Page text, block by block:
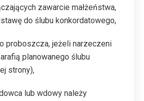
zawarcie małżeństwa,
do ślubu konkordatowego,
proboszcza, jeżeli narzeczeni
planowanego ślubu
strony),
lub wdowy należy